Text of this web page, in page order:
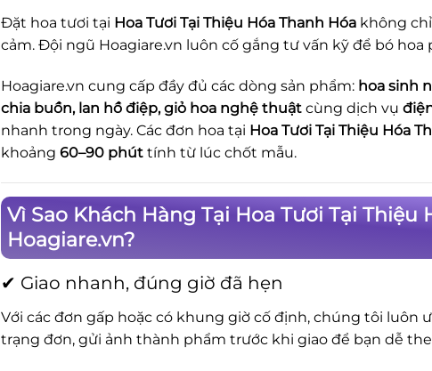
Đặt hoa tươi tại Hoa Tươi Tại Thiệu Hóa Thanh Hóa không
cảm. Đội ngũ Hoagiare.vn luôn cố gắng tư vấn kỹ để bó
Hoagiare.vn cung cấp đầy đủ các dòng sản phẩm: hoa sinh
chia buồn, lan hồ điệp, giỏ hoa nghệ thuật cùng dịch vụ
nhanh trong ngày. Các đơn hoa tại Hoa Tươi Tại Thiệu Hóa
khoảng 60–90 phút tính từ lúc chốt mẫu.
Vì Sao Khách Hàng Tại Hoa Tươi Tại Thiệu
Hoagiare.vn?
✔ Giao nhanh, đúng giờ đã hẹn
Với các đơn gấp hoặc có khung giờ cố định, chúng tôi luôn
trạng đơn, gửi ảnh thành phẩm trước khi giao để bạn dễ